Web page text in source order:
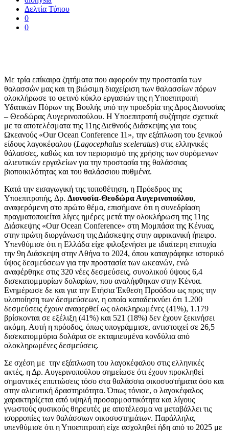
Δελτία Τύπου
0
0
Με τρία επίκαιρα ζητήματα που αφορούν την προστασία των
θαλασσών μας και τη βιώσιμη διαχείριση των θαλασσίων πόρων
ολοκλήρωσε το φετινό κύκλο εργασιών της η Υποεπιτροπή
Υδατικών Πόρων της Βουλής υπό την προεδρία της Δρος Διονυσίας
– Θεοδώρας Αυγερινοπούλου. Η Υποεπιτροπή συζήτησε σχετικά
με τα αποτελέσματα της 11ης Διεθνούς Διάσκεψης για τους
Ωκεανούς «Our Ocean Conference 11», την εξάπλωση του ξενικού
είδους λαγοκέφαλου (Lagocephalus sceleratus) στις ελληνικές
θάλασσες, καθώς και τον περιορισμό της χρήσης των συρόμενων
αλιευτικών εργαλείων για την προστασία της θαλάσσιας
βιοποικιλότητας και του θαλάσσιου πυθμένα.
Κατά την εισαγωγική της τοποθέτηση, η Πρόεδρος της
Υποεπιτροπής, Δρ. Διονυσία-Θεοδώρα Αυγερινοπούλου,
αναφερόμενη στο πρώτο θέμα, επισήμανε ότι η συνεδρίαση
πραγματοποιείται λίγες ημέρες μετά την ολοκλήρωση της 11ης
Διάσκεψης «Our Ocean Conference» στη Μομπάσα της Κένυας,
στην πρώτη διοργάνωση της Διάσκεψης στην αφρικανική ήπειρο.
Υπενθύμισε ότι η Ελλάδα είχε φιλοξενήσει με ιδιαίτερη επιτυχία
την 9η Διάσκεψη στην Αθήνα το 2024, όπου καταγράφηκε ιστορικό
ύψος δεσμεύσεων για την προστασία των ωκεανών, ενώ
αναφέρθηκε στις 320 νέες δεσμεύσεις, συνολικού ύψους 6,4
δισεκατομμυρίων δολαρίων, που αναλήφθηκαν στην Κένυα.
Ενημέρωσε δε και για την Ετήσια Έκθεση Προόδου ως προς την
υλοποίηση των δεσμεύσεων, η οποία καταδεικνύει ότι 1.200
δεσμεύσεις έχουν αναφερθεί ως ολοκληρωμένες (41%), 1.179
βρίσκονται σε εξέλιξη (41%) και 521 (18%) δεν έχουν ξεκινήσει
ακόμη. Αυτή η πρόοδος, όπως υπογράμμισε, αντιστοιχεί σε 26,5
δισεκατομμύρια δολάρια σε εκταμιευμένα κονδύλια από
ολοκληρωμένες δεσμεύσεις.
Σε σχέση με την εξάπλωση του λαγοκέφαλου στις ελληνικές
ακτές, η Δρ. Αυγερινοπούλου σημείωσε ότι έχουν προκληθεί
σημαντικές επιπτώσεις τόσο στα θαλάσσια οικοσυστήματα όσο και
στην αλιευτική δραστηριότητα. Όπως τόνισε, ο λαγοκέφαλος
χαρακτηρίζεται από υψηλή προσαρμοστικότητα και λίγους
γνωστούς φυσικούς θηρευτές με αποτέλεσμα να μεταβάλλει τις
ισορροπίες των θαλάσσιων οικοσυστημάτων. Παράλληλα,
υπενθύμισε ότι η Υποεπιτροπή είχε ασχοληθεί ήδη από το 2025 με